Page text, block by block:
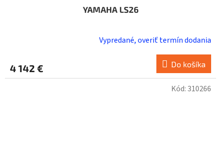
YAMAHA LS26
Vypredané, overiť termín dodania
4 142 € Do košíka
Kód: 310266